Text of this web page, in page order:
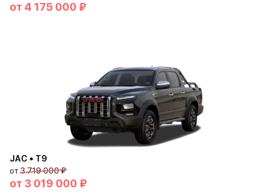
от 4 175 000 ₽
JAC • T9
от3 719 000 ₽
от 3 019 000 ₽